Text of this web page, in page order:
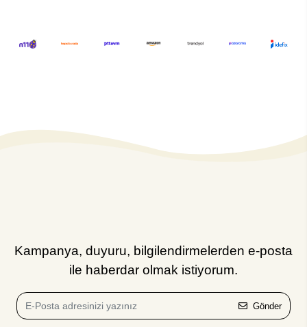
Kampanya, duyuru, bilgilendirmelerden e-posta
ile haberdar olmak istiyorum.
Gönder